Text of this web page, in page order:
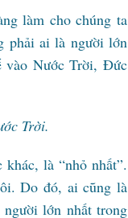
làm cho chúng ta
phải ai là người lớn
vào Nước Trời, Đức
Trời.
là “nhỏ nhất”.
Do đó, ai cũng là
lớn nhất trong